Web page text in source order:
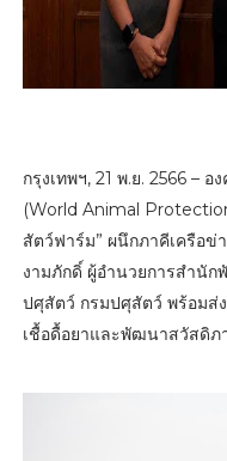
กรุงเทพฯ, 21 พ.ย. 2566 –
(World Animal
สัตว์ฟาร์ม” ผนึกภาคีเครือข่
งามภักดิ์ ผู้อำนวยการสำนั
ปศุสัตว์ กรมปศุสัตว์ พร้อมส่
เชื้อดื้อยาและพัฒนาสวัสดิ